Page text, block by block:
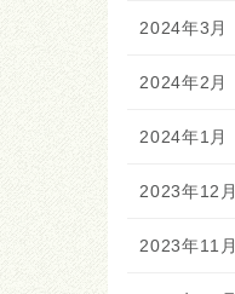
2024年3月
2024年2月
2024年1月
2023年12月
2023年11月